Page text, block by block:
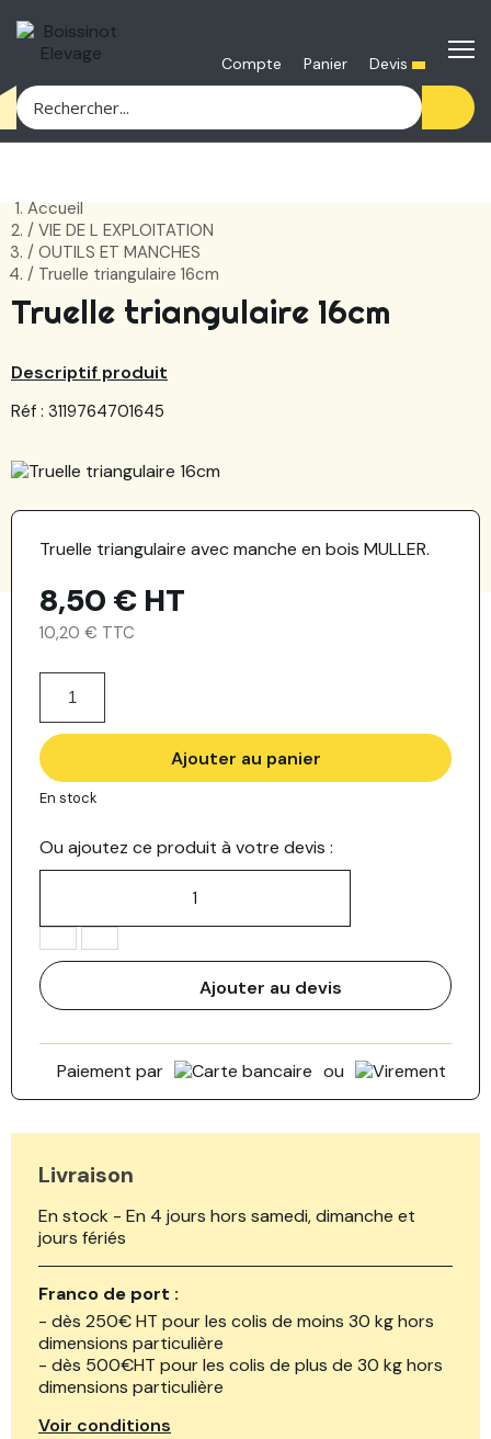
Compte Panier Devis
Accueil
VIE DE L EXPLOITATION
OUTILS ET MANCHES
Truelle triangulaire 16cm
Truelle triangulaire 16cm
Descriptif produit
Réf : 3119764701645
Truelle triangulaire avec manche en bois MULLER.
8,50 € HT
10,20 € TTC
Ajouter au panier
En stock
Ou ajoutez ce produit à votre devis :
Ajouter au devis
Paiement par ou
Livraison
En stock - En 4 jours hors samedi, dimanche et
jours fériés
Franco de port :
- dès 250€ HT pour les colis de moins 30 kg hors
dimensions particulière
- dès 500€HT pour les colis de plus de 30 kg hors
dimensions particulière
Voir conditions